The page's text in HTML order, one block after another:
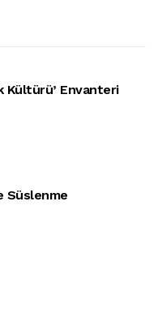
Kültürü’ Envanteri
Süslenme